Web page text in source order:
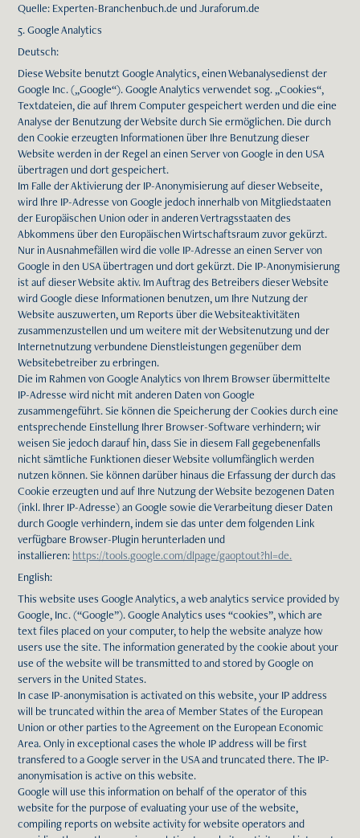
Quelle: Experten-Branchenbuch.de und Juraforum.de
5. Google Analytics
Deutsch:
Diese Website benutzt Google Analytics, einen Webanalysedienst der
Google Inc. („Google“). Google Analytics verwendet sog. „Cookies“,
Textdateien, die auf Ihrem Computer gespeichert werden und die eine
Analyse der Benutzung der Website durch Sie ermöglichen. Die durch
den Cookie erzeugten Informationen über Ihre Benutzung dieser
Website werden in der Regel an einen Server von Google in den USA
übertragen und dort gespeichert.
Im Falle der Aktivierung der IP-Anonymisierung auf dieser Webseite,
wird Ihre IP-Adresse von Google jedoch innerhalb von Mitgliedstaaten
der Europäischen Union oder in anderen Vertragsstaaten des
Abkommens über den Europäischen Wirtschaftsraum zuvor gekürzt.
Nur in Ausnahmefällen wird die volle IP-Adresse an einen Server von
Google in den USA übertragen und dort gekürzt. Die IP-Anonymisierung
ist auf dieser Website aktiv. Im Auftrag des Betreibers dieser Website
wird Google diese Informationen benutzen, um Ihre Nutzung der
Website auszuwerten, um Reports über die Websiteaktivitäten
zusammenzustellen und um weitere mit der Websitenutzung und der
Internetnutzung verbundene Dienstleistungen gegenüber dem
Websitebetreiber zu erbringen.
Die im Rahmen von Google Analytics von Ihrem Browser übermittelte
IP-Adresse wird nicht mit anderen Daten von Google
zusammengeführt. Sie können die Speicherung der Cookies durch eine
entsprechende Einstellung Ihrer Browser-Software verhindern; wir
weisen Sie jedoch darauf hin, dass Sie in diesem Fall gegebenenfalls
nicht sämtliche Funktionen dieser Website vollumfänglich werden
nutzen können. Sie können darüber hinaus die Erfassung der durch das
Cookie erzeugten und auf Ihre Nutzung der Website bezogenen Daten
(inkl. Ihrer IP-Adresse) an Google sowie die Verarbeitung dieser Daten
durch Google verhindern, indem sie das unter dem folgenden Link
verfügbare Browser-Plugin herunterladen und
installieren: https://tools.google.com/dlpage/gaoptout?hl=de.
English:
This website uses Google Analytics, a web analytics service provided by
Google, Inc. (“Google”). Google Analytics uses “cookies”, which are
text files placed on your computer, to help the website analyze how
users use the site. The information generated by the cookie about your
use of the website will be transmitted to and stored by Google on
servers in the United States.
In case IP-anonymisation is activated on this website, your IP address
will be truncated within the area of Member States of the European
Union or other parties to the Agreement on the European Economic
Area. Only in exceptional cases the whole IP address will be first
transfered to a Google server in the USA and truncated there. The IP-
anonymisation is active on this website.
Google will use this information on behalf of the operator of this
website for the purpose of evaluating your use of the website,
compiling reports on website activity for website operators and